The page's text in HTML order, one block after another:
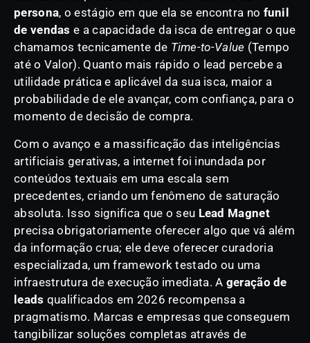
persona, o estágio em que ela se encontra no funil
de vendas e a capacidade da isca de entregar o que
chamamos tecnicamente de Time-to-Value (Tempo
até o Valor). Quanto mais rápido o lead percebe a
utilidade prática e aplicável da sua isca, maior a
probabilidade de ele avançar, com confiança, para o
momento de decisão de compra.
Com o avanço e a massificação das inteligências
artificiais gerativas, a internet foi inundada por
conteúdos textuais em uma escala sem
precedentes, criando um fenômeno de saturação
absoluta. Isso significa que o seu Lead Magnet
precisa obrigatoriamente oferecer algo que vá além
da informação crua; ele deve oferecer curadoria
especializada, um framework testado ou uma
infraestrutura de execução imediata. A geração de
leads qualificados em 2026 recompensa a
pragmatismo. Marcas e empresas que conseguem
tangibilizar soluções completas através de